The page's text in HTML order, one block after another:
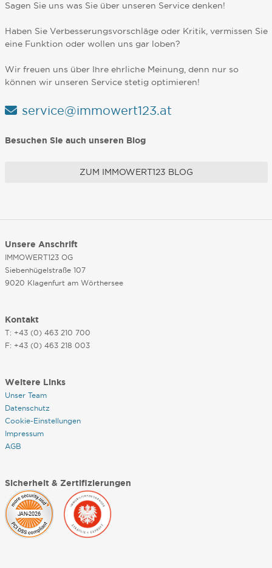
Sagen Sie uns was Sie über unseren Service denken!
Haben Sie Verbesserungsvorschläge oder Kritik, vermissen Sie
eine Funktion oder wollen uns gar loben?
Wir freuen uns über Ihre ehrliche Meinung, denn nur so
können wir unseren Service stetig optimieren!
service@immowert123.at
Besuchen Sie auch unseren Blog
ZUM IMMOWERT123 BLOG
Unsere Anschrift
IMMOWERT123 OG
Siebenhügelstraße 107
9020 Klagenfurt am Wörthersee
Kontakt
T: +43 (0) 463 210 700
F: +43 (0) 463 218 003
Weitere Links
Unser Team
Datenschutz
Cookie-Einstellungen
Impressum
AGB
Sicherheit & Zertifizierungen